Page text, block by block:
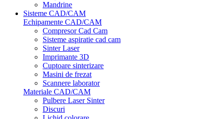
Mandrine
Sisteme CAD/CAM
Echipamente CAD/CAM
Compresor Cad Cam
Sisteme aspiratie cad cam
Sinter Laser
Imprimante 3D
Cuptoare sinterizare
Masini de frezat
Scannere laborator
Materiale CAD/CAM
Pulbere Laser Sinter
Discuri